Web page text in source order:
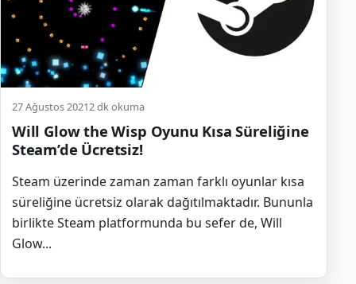
27 Ağustos 20212 dk okuma
Will Glow the Wisp Oyunu Kısa Süreliğine
Steam’de Ücretsiz!
Steam üzerinde zaman zaman farklı oyunlar kısa
süreliğine ücretsiz olarak dağıtılmaktadır. Bununla
birlikte Steam platformunda bu sefer de, Will
Glow...